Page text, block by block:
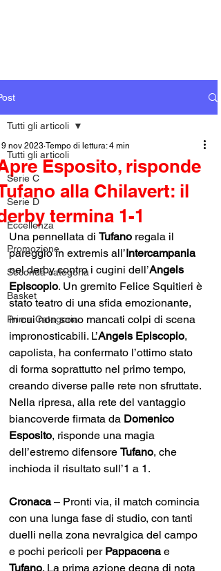
Tutti gli articoli
Serie C
Serie D
Eccellenza
Promozione
Seconda categoria
Basket
Prima Categoria
Tutti gli articoli
Esposito, risponde
alla Chilavert: il
termina 1-1
nov 2023 Tempo di lettura: 4 min
Una pennellata di Tufano regala il
pareggio in extremis all’Intercampania
nel derby contro i cugini dell’Angels
Episcopio. Un gremito Felice Squitieri è
stato teatro di una sfida emozionante,
in cui non sono mancati colpi di scena
impronosticabili. L’Angels Episcopio,
capolista, ha confermato l’ottimo stato
di forma soprattutto nel primo tempo,
creando diverse palle rete non sfruttate.
Nella ripresa, alla rete del vantaggio
biancoverde firmata da Domenico
Esposito, risponde una magia
dell’estremo difensore Tufano, che
inchioda il risultato sull’1 a 1.
Cronaca – Pronti via, il match comincia
con una lunga fase di studio, con tanti
duelli nella zona nevralgica del campo
e pochi pericoli per Pappacena e
Tufano. La prima azione degna di nota